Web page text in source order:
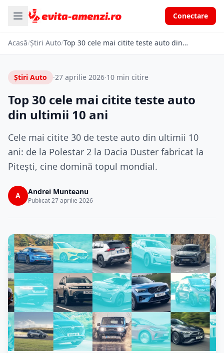
Conectare
Acasă/Știri Auto/ Top 30 cele mai citite teste auto din ultimii 10 ani
Știri Auto ·27 aprilie 2026·10 min citire
Top 30 cele mai citite teste auto
din ultimii 10 ani
Cele mai citite 30 de teste auto din ultimii 10
ani: de la Polestar 2 la Dacia Duster fabricat la
Pitești, cine domină topul mondial.
A Andrei Munteanu
Publicat 27 aprilie 2026